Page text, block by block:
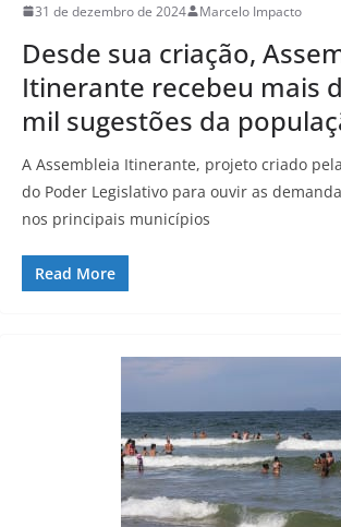
31 de dezembro de 2024 Marcelo Impacto
Desde sua criação,
Itinerante recebeu mais
mil sugestões da
A Assembleia Itinerante, projeto criado
do Poder Legislativo para ouvir as
nos principais municípios
Read More